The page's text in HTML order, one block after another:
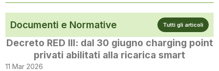
Documenti e Normative Tutti gli articoli
Decreto RED III: dal 30 giugno charging point
privati abilitati alla ricarica smart
11 Mar 2026